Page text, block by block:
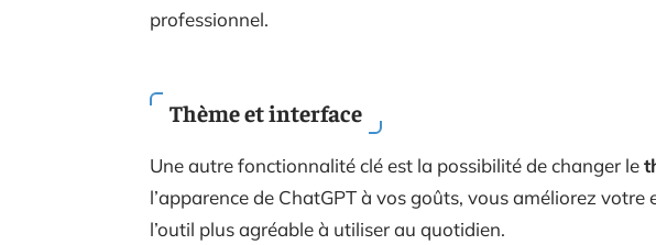
professionnel.
Thème et interface
Une autre fonctionnalité clé est la possibilité de changer le
l’apparence de ChatGPT à vos goûts, vous améliorez
l’outil plus agréable à utiliser au quotidien.